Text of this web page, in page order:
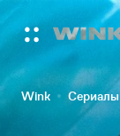
Wink Сериалы